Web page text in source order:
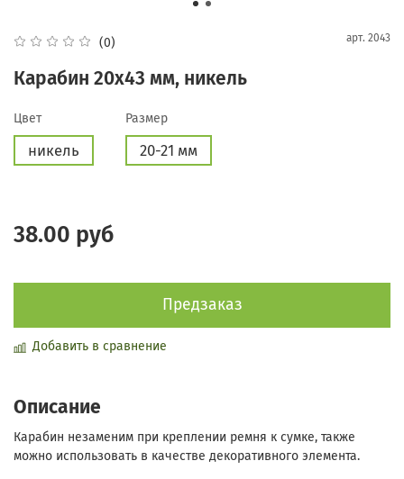
(0) арт. 2043
Карабин 20х43 мм, никель
Цвет
никель
Размер
20-21 мм
38.00 руб
Предзаказ
Добавить в сравнение
Описание
Карабин незаменим при креплении ремня к сумке, также
можно использовать в качестве декоративного элемента.